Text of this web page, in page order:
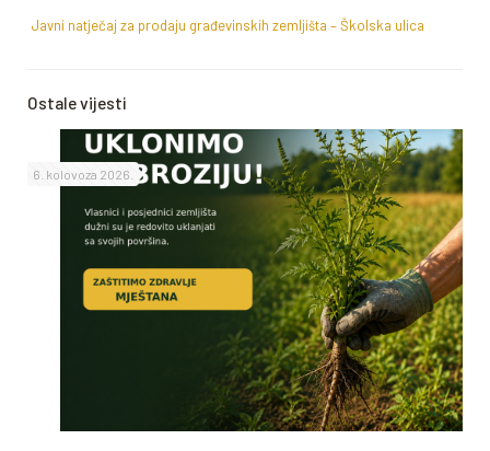
Javni natječaj za prodaju građevinskih zemljišta – Školska ulica
Ostale vijesti
6. kolovoza 2026.